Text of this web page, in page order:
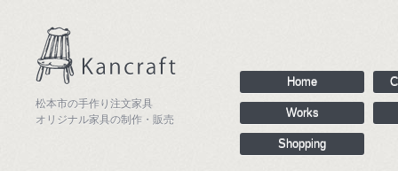
松本市の手作り注文家具
オリジナル家具の制作・販売
Home
Works
Shopping